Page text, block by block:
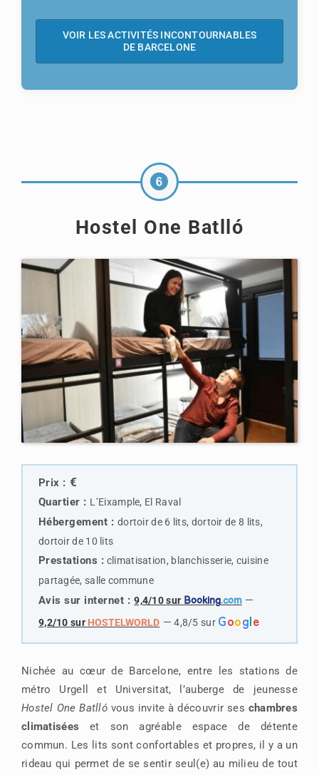
VOIR LES ACTIVITÉS INCONTOURNABLES
DE BARCELONE
Hostel One Batlló
Prix : €
Quartier : L’Eixample, El Raval
Hébergement : dortoir de 6 lits, dortoir de 8 lits,
dortoir de 10 lits
Prestations : climatisation, blanchisserie, cuisine
partagée, salle commune
Avis sur internet : 9,4/10 sur Booking.com—
9,2/10 sur HOSTELWORLD — 4,8/5 sur Google
Nichée au cœur de Barcelone, entre les stations de
métro Urgell et Universitat, l’auberge de jeunesse
Hostel One Batlló vous invite à découvrir ses chambres
climatisées et son agréable espace de détente
commun. Les lits sont confortables et propres, il y a un
rideau qui permet de se sentir seul(e) au milieu de tout